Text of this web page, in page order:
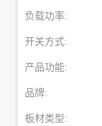
负载功率:
开关方式:
产品功能:
品牌:
板材类型: